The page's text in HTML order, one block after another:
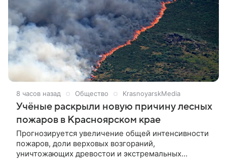
8 часов назад Общество KrasnoyarskMedia
Учёные раскрыли новую причину лесных
пожаров в Красноярском крае
Прогнозируется увеличение общей интенсивности
пожаров, доли верховых возгораний,
уничтожающих древостои и экстремальных